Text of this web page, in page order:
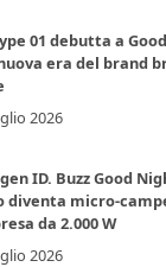
01 debutta a
era del brand
2026
ID. Buzz Good
diventa micro-
da 2.000 W
2026